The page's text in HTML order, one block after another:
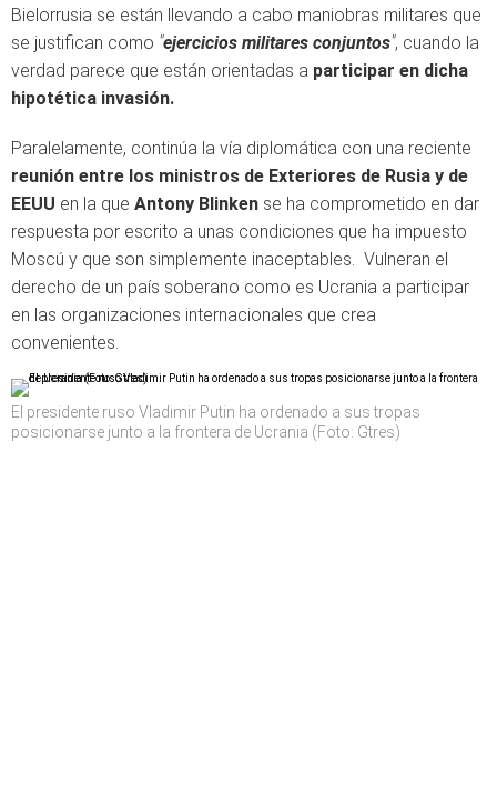
Bielorrusia se están llevando a cabo maniobras militares que
se justifican como "ejercicios militares conjuntos", cuando la
verdad parece que están orientadas a participar en dicha
hipotética invasión.
Paralelamente, continúa la vía diplomática con una reciente
reunión entre los ministros de Exteriores de Rusia y de
EEUU en la que Antony Blinken se ha comprometido en dar
respuesta por escrito a unas condiciones que ha impuesto
Moscú y que son simplemente inaceptables. Vulneran el
derecho de un país soberano como es Ucrania a participar
en las organizaciones internacionales que crea
convenientes.
El presidente ruso Vladimir Putin ha ordenado a sus tropas
posicionarse junto a la frontera de Ucrania (Foto: Gtres)